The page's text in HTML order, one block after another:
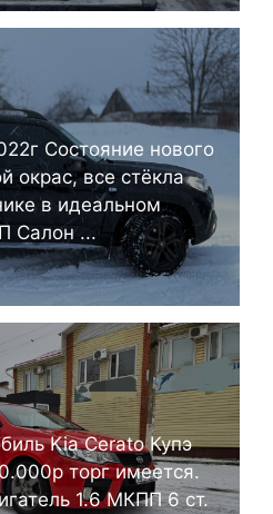
Состояние нового
окрас, все стёкла
в идеальном
Салон ...
Kia Cerato Купэ
торг имеется.
1.6 МКПП 6 ст.